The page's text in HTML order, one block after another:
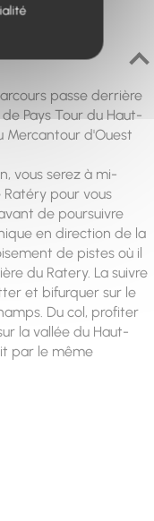
passe derrière
Pays Tour du Haut-
Mercantour d'Ouest
vous serez à mi-
pour vous
de poursuivre
en direction de la
de pistes où il
du Ratery. La suivre
et bifurquer sur le
Du col, profiter
la vallée du Haut-
par le même